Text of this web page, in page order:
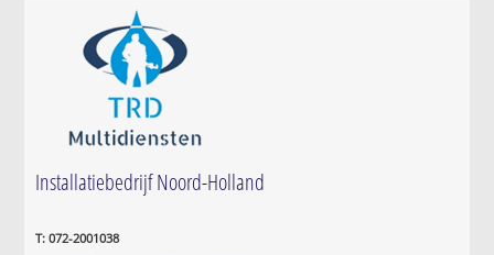
Installatiebedrijf Noord-Holland
T: 072-2001038